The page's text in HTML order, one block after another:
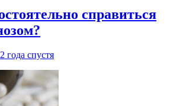
справиться
2 года спустя